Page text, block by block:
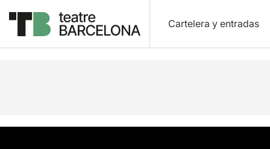
Cartelera y entradas
Descripción Ficha artística Fotos y vídeos